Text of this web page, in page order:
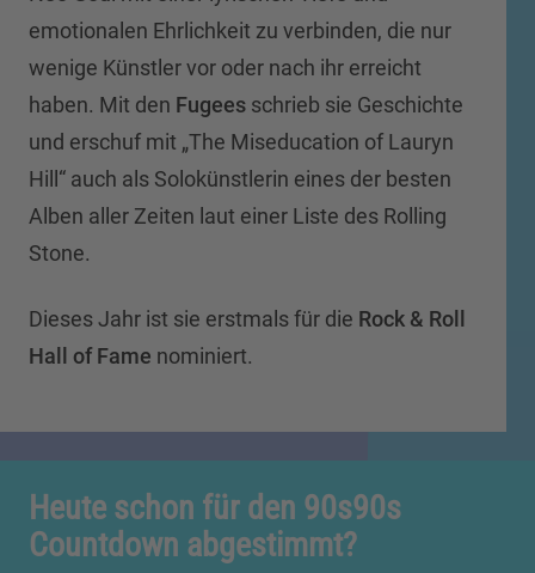
emotionalen Ehrlichkeit zu verbinden, die nur
wenige Künstler vor oder nach ihr erreicht
haben. Mit den Fugees schrieb sie Geschichte
und erschuf mit „The Miseducation of Lauryn
Hill“ auch als Solokünstlerin eines der besten
Alben aller Zeiten laut einer Liste des Rolling
Stone.
Dieses Jahr ist sie erstmals für die Rock & Roll
Hall of Fame nominiert.
Heute schon für den 90s90s
Countdown abgestimmt?